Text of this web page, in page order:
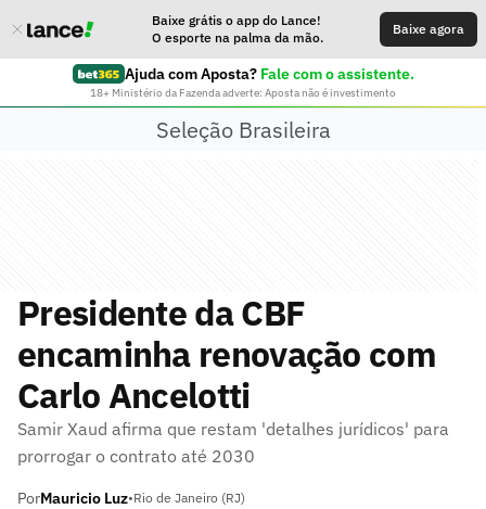
Baixe grátis o app do Lance!
O esporte na palma da mão.
Baixe agora
Ajuda com Aposta? Fale com o assistente.
18+ Ministério da Fazenda adverte: Aposta não é investimento
Seleção Brasileira
Presidente da CBF
encaminha renovação com
Carlo Ancelotti
Samir Xaud afirma que restam 'detalhes jurídicos' para
prorrogar o contrato até 2030
PorMauricio Luz•Rio de Janeiro (RJ)